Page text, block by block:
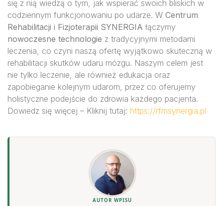
się z nią wiedzą o tym, jak wspierać swoich bliskich w
codziennym funkcjonowaniu po udarze. W Centrum
Rehabilitacji i Fizjoterapii SYNERGIA łączymy
nowoczesne technologie z tradycyjnymi metodami
leczenia, co czyni naszą ofertę wyjątkowo skuteczną w
rehabilitacji skutków udaru mózgu. Naszym celem jest
nie tylko leczenie, ale również edukacja oraz
zapobieganie kolejnym udarom, przez co oferujemy
holistyczne podejście do zdrowia każdego pacjenta.
Dowiedz się więcej – Kliknij tutaj: https://rfmsynergia.pl
AUTOR WPISU